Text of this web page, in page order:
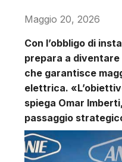
Maggio 20, 2026
Con l’obbligo di
prepara a
che garantisce
elettrica.
spiega Omar
passaggio